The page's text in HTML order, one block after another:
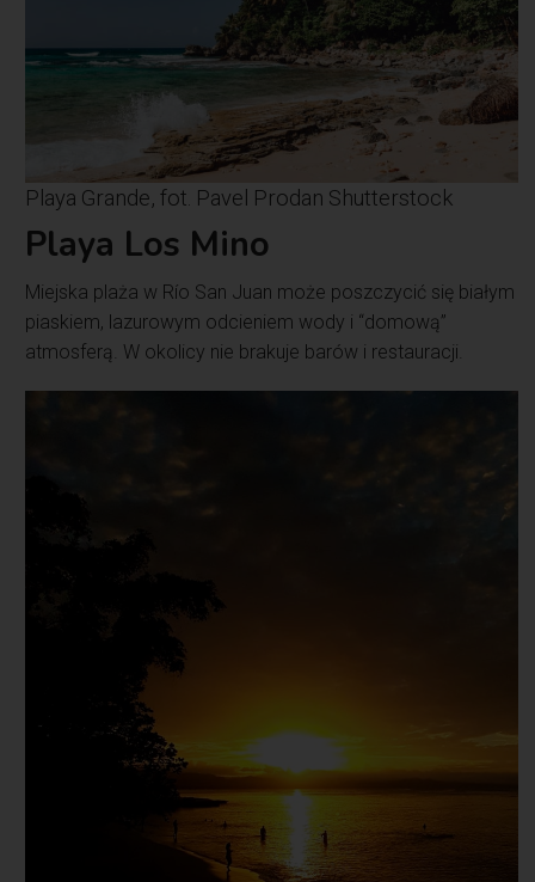
Playa Grande, fot. Pavel Prodan Shutterstock
Playa Los Mino
Miejska plaża w Río San Juan może poszczycić się białym
piaskiem, lazurowym odcieniem wody i “domową”
atmosferą. W okolicy nie brakuje barów i restauracji.